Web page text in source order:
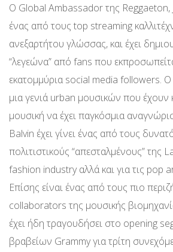
O Global Ambassador της Reggaeton,
ένας από τους top streaming
ανεξαρτήτου γλώσσας, και έχει
“λεγεώνα” από fans που
εκατομμύρια social media followers.
μια γενιά urban μουσικών που έχουν
μουσική να έχει παγκόσμια
Balvin έχει γίνει ένας από τους
πολιτιστικούς “απεσταλμένους” της
fashion industry αλλά και για τις pop
Επίσης είναι ένας από τους πιο
collaborators της μουσικής
έχει ήδη τραγουδήσει στο opening
βραβείων Grammy για τρίτη